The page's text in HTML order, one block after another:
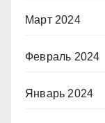
Март 2024
Февраль 2024
Январь 2024